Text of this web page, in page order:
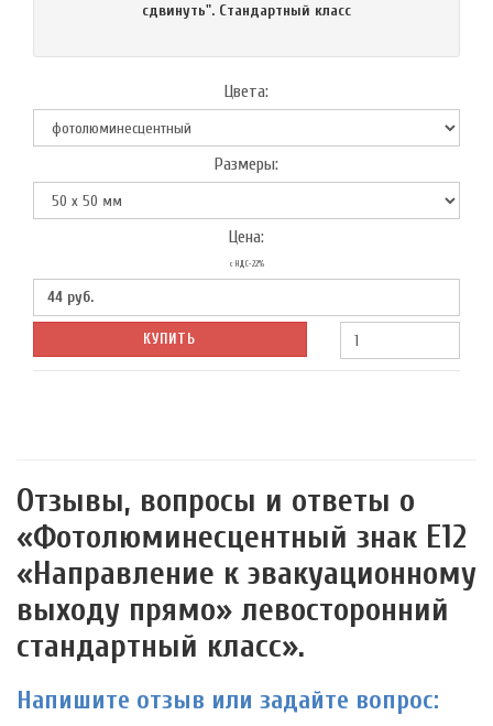
сдвинуть". Стандартный класс
Цвета:
Размеры:
Цена:
с НДС-22%
44 руб.
КУПИТЬ
Отзывы, вопросы и ответы о
«Фотолюминесцентный знак Е12
«Направление к эвакуационному
выходу прямо» левосторонний
стандартный класс».
Напишите отзыв или задайте вопрос: